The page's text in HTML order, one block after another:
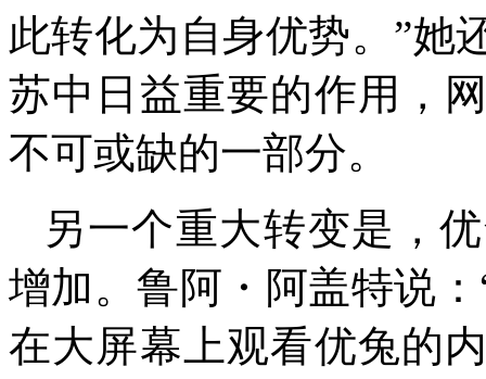
此转化为自身优势。”她
苏中日益重要的作用，
不可或缺的一部分。
另一个重大转变是，
增加。鲁阿・阿盖特说
在大屏幕上观看优兔的